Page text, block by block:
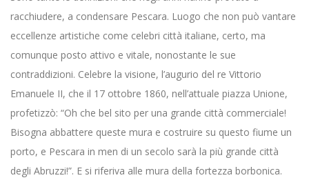
racchiudere, a condensare Pescara. Luogo che non può vantare
eccellenze artistiche come celebri città italiane, certo, ma
comunque posto attivo e vitale, nonostante le sue
contraddizioni. Celebre la visione, l’augurio del re Vittorio
Emanuele II, che il 17 ottobre 1860, nell’attuale piazza Unione,
profetizzò: “Oh che bel sito per una grande città commerciale!
Bisogna abbattere queste mura e costruire su questo fiume un
porto, e Pescara in men di un secolo sarà la più grande città
degli Abruzzi!”. E si riferiva alle mura della fortezza borbonica.